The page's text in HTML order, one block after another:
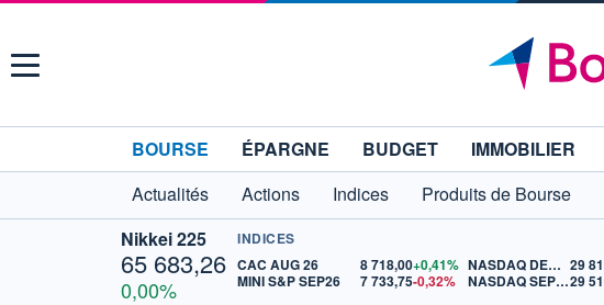
Menu
BOURSE ÉPARGNE BUDGET IMMOBILIER
Actualités
Actions Indices Produits de Bourse
Nikkei 225
65 683,26
0,00%
INDICES
CAC AUG 26
8 718,00+0,41%
MINI S&P SEP26
7 733,75-0,32%
NASDAQ DEC26
NASDAQ SEP26